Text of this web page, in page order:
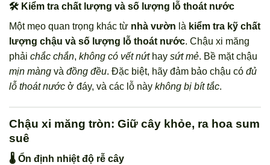
🛠️ Kiểm tra chất lượng và số lượng lỗ thoát nước
Một mẹo quan trọng khác từ nhà vườn là kiểm tra kỹ chất
lượng chậu và số lượng lỗ thoát nước. Chậu xi măng
phải chắc chắn, không có vết nứthay sứt mẻ. Bề mặt chậu
mịn màng và đồng đều. Đặc biệt, hãy đảm bảo chậu có đủ
lỗ thoát nước ở đáy, và các lỗ này không bị bít tắc.
Chậu xi măng tròn: Giữ cây khỏe, ra hoa sum
suê
🌡️ Ổn định nhiệt độ rễ cây